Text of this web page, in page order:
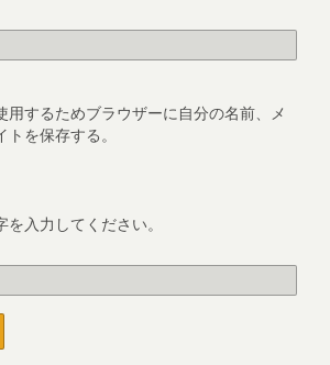
用するためブラウザーに自分の名前、メ
を保存する。
を入力してください。